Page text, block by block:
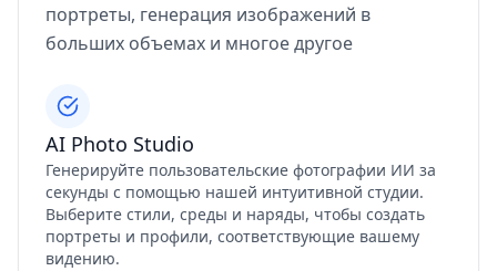
портреты, генерация изображений в
больших объемах и многое другое
AI Photo Studio
Генерируйте пользовательские фотографии ИИ за
секунды с помощью нашей интуитивной студии.
Выберите стили, среды и наряды, чтобы создать
портреты и профили, соответствующие вашему
видению.